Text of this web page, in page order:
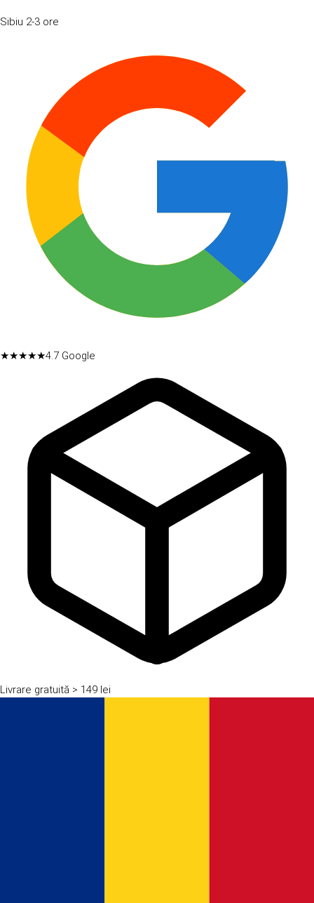
Sibiu 2-3 ore
★★★★★4.7 Google
Livrare gratuită > 149 lei